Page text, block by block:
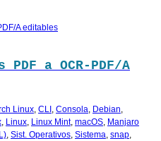
a OCR-PDF/A
Linux, CLI , Consola, Debian,
, Linux, Linux Mint, macOS, Manjaro
, Sist. Operativos, Sistema, snap,